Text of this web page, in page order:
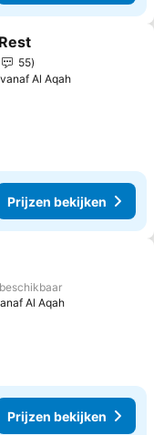
aan favorieten
55
Al Aqah
Prijzen bekijken
aan favorieten
Al Aqah
Prijzen bekijken